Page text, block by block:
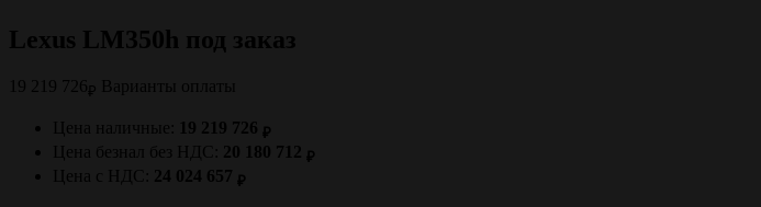
Lexus LM350h под заказ
19 219 726 ₽ Варианты оплаты
Цена наличные: 19 219 726 ₽
Цена безнал без НДС: 20 180 712 ₽
Цена с НДС: 24 024 657 ₽